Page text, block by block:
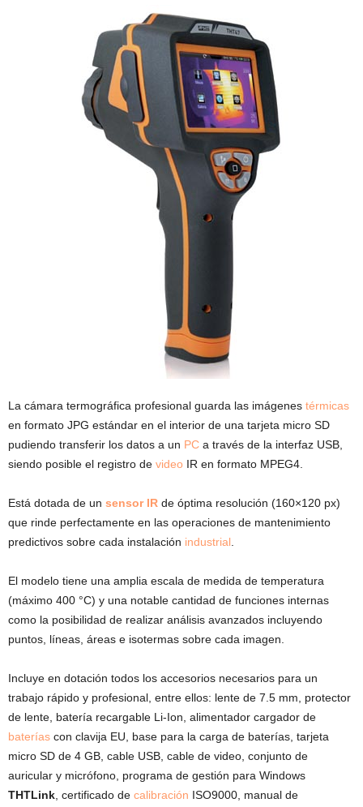
La cámara termográfica profesional guarda las imágenes térmicas
en formato JPG estándar en el interior de una tarjeta micro SD
pudiendo transferir los datos a un PC a través de la interfaz USB,
siendo posible el registro de video IR en formato MPEG4.
Está dotada de un sensor IR de óptima resolución (160×120 px)
que rinde perfectamente en las operaciones de mantenimiento
predictivos sobre cada instalación industrial
El modelo tiene una amplia escala de medida de temperatura
(máximo 400 °C) y una notable cantidad de funciones internas
como la posibilidad de realizar análisis avanzados incluyendo
puntos, líneas, áreas e isotermas sobre cada imagen.
Incluye en dotación todos los accesorios necesarios para un
trabajo rápido y profesional, entre ellos: lente de 7.5 mm, protector
de lente, batería recargable Li-Ion, alimentador cargador de
baterías con clavija EU, base para la carga de baterías, tarjeta
micro SD de 4 GB, cable USB, cable de video, conjunto de
auricular y micrófono, programa de gestión para Windows
THTLink , certificado de calibración ISO9000, manual de